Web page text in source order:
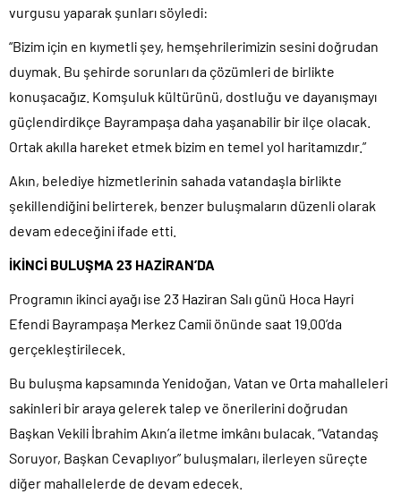
vurgusu yaparak şunları söyledi:
“Bizim için en kıymetli şey, hemşehrilerimizin sesini doğrudan
duymak. Bu şehirde sorunları da çözümleri de birlikte
konuşacağız. Komşuluk kültürünü, dostluğu ve dayanışmayı
güçlendirdikçe Bayrampaşa daha yaşanabilir bir ilçe olacak.
Ortak akılla hareket etmek bizim en temel yol haritamızdır.”
Akın, belediye hizmetlerinin sahada vatandaşla birlikte
şekillendiğini belirterek, benzer buluşmaların düzenli olarak
devam edeceğini ifade etti.
İKİNCİ BULUŞMA 23 HAZİRAN’DA
Programın ikinci ayağı ise 23 Haziran Salı günü Hoca Hayri
Efendi Bayrampaşa Merkez Camii önünde saat 19.00’da
gerçekleştirilecek.
Bu buluşma kapsamında Yenidoğan, Vatan ve Orta mahalleleri
sakinleri bir araya gelerek talep ve önerilerini doğrudan
Başkan Vekili İbrahim Akın’a iletme imkânı bulacak. “Vatandaş
Soruyor, Başkan Cevaplıyor” buluşmaları, ilerleyen süreçte
diğer mahallelerde de devam edecek.